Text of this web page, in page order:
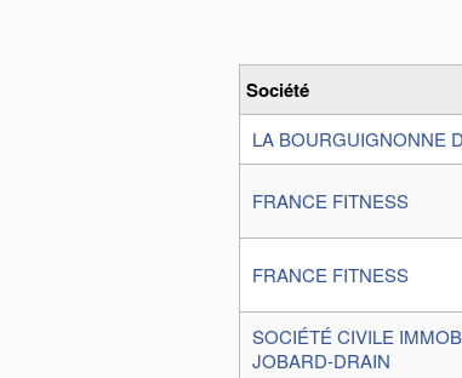
Société
LA BOURGUIGNONNE
FRANCE FITNESS
FRANCE FITNESS
SOCIÉTÉ CIVILE
JOBARD-DRAIN